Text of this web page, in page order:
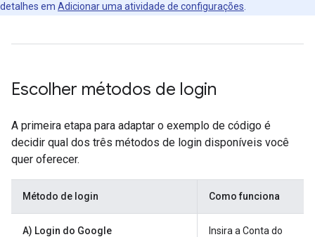
detalhes em Adicionar uma atividade de configurações
Escolher métodos de login
A primeira etapa para adaptar o exemplo de código é
decidir qual dos três métodos de login disponíveis você
quer oferecer.
Método de login Como funciona
A) Login do Google
Insira a Conta do